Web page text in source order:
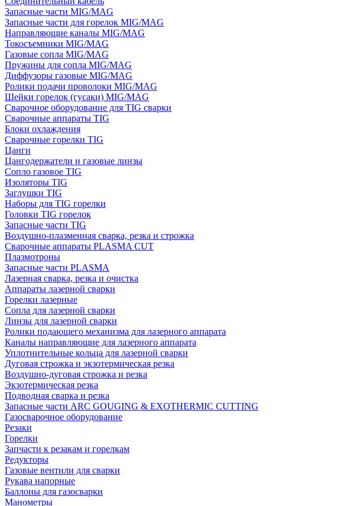
Запасные части MIG/MAG
Запасные части для горелок MIG/MAG
Направляющие каналы MIG/MAG
Токосъемники MIG/MAG
Газовые сопла MIG/MAG
Пружины для сопла MIG/MAG
Диффузоры газовые MIG/MAG
Ролики подачи проволоки MIG/MAG
Шейки горелок (гусаки) MIG/MAG
Сварочное оборудование для TIG сварки
Сварочные аппараты TIG
Блоки охлаждения
Сварочные горелки TIG
Цанги
Цангодержатели и газовые линзы
Сопло газовое TIG
Изоляторы TIG
Заглушки TIG
Наборы для TIG горелки
Головки TIG горелок
Запасные части TIG
Воздушно-плазменная сварка, резка и строжка
Сварочные аппараты PLASMA CUT
Плазмотроны
Запасные части PLASMA
Лазерная сварка, резка и очистка
Аппараты лазерной сварки
Горелки лазерные
Сопла для лазерной сварки
Линзы для лазерной сварки
Ролики подающего механизма для лазерного аппарата
Каналы направляющие для лазерного аппарата
Уплотнительные кольца для лазерной сварки
Дуговая строжка и экзотермическая резка
Воздушно-дуговая строжка и резка
Экзотермическая резка
Подводная сварка и резка
Запасные части ARC GOUGING & EXOTHERMIC CUTTING
Газосварочное оборудование
Резаки
Горелки
Запчасти к резакам и горелкам
Редукторы
Газовые вентили для сварки
Рукава напорные
Баллоны для газосварки
Манометры